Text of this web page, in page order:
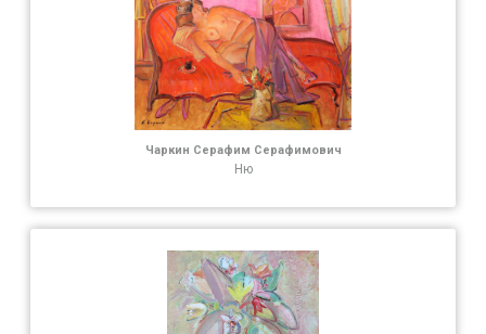
Чаркин Серафим Серафимович
Ню